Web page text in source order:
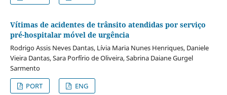
Vítimas de acidentes de trânsito atendidas por serviço
pré-hospitalar móvel de urgência
Rodrigo Assis Neves Dantas, Lívia Maria Nunes Henriques, Daniele
Vieira Dantas, Sara Porfírio de Oliveira, Sabrina Daiane Gurgel
Sarmento
PORT
ENG